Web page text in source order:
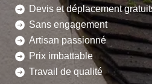
Devis et déplacement
Sans engagement
Artisan passionné
Prix imbattable
Travail de qualité